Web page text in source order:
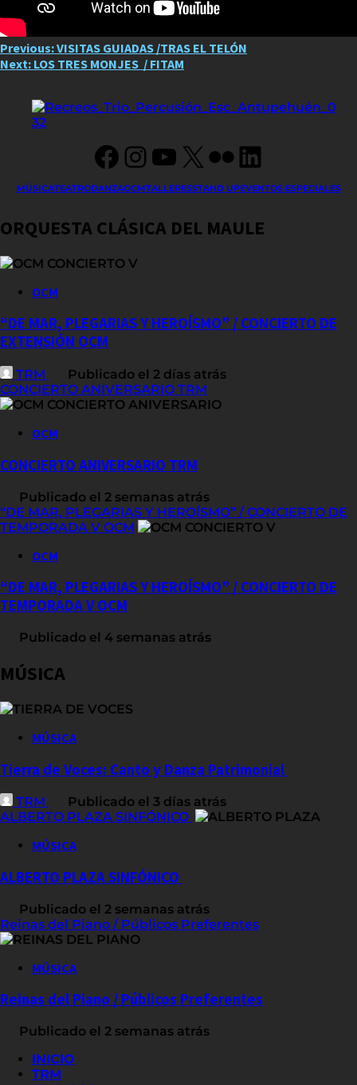
Post
navigation
Previous:VISITAS GUIADAS /TRAS EL TELÓN
Next: LOS TRES MONJES / FITAM
Facebook
Instagram
YouTube
X FlickrLinkedIn
MÚSICATEATRODANZAOCMTALLERESSTAND UPEVENTOS ESPECIALES
ORQUESTA CLÁSICA DEL MAULE
OCM
“DE MAR, PLEGARIAS Y HEROÍSMO” / CONCIERTO DE
EXTENSIÓN OCM
TRM
Publicado el 2 días atrás
CONCIERTO ANIVERSARIO TRM
OCM
CONCIERTO ANIVERSARIO TRM
Publicado el 2 semanas atrás
“DE MAR, PLEGARIAS Y HEROÍSMO” / CONCIERTO DE
TEMPORADA V OCM
OCM
“DE MAR, PLEGARIAS Y HEROÍSMO” / CONCIERTO DE
TEMPORADA V OCM
Publicado el 4 semanas atrás
MÚSICA
MÚSICA
Tierra de Voces: Canto y Danza Patrimonial
TRM
Publicado el 3 días atrás
ALBERTO PLAZA SINFÓNICO
MÚSICA
ALBERTO PLAZA SINFÓNICO
Publicado el 2 semanas atrás
Reinas del Piano / Públicos Preferentes
MÚSICA
Reinas del Piano / Públicos Preferentes
Publicado el 2 semanas atrás
INICIO
TRM